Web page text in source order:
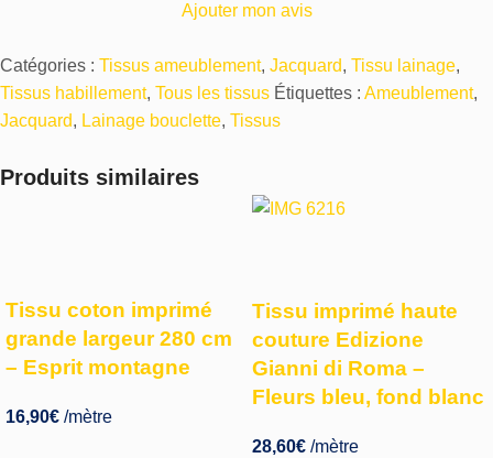
Ajouter mon avis
Catégories : Tissus ameublement, Jacquard, Tissu lainage,
Tissus habillement, Tous les tissus Étiquettes : Ameublement,
Jacquard, Lainage bouclette, Tissus
Produits similaires
Tissu coton imprimé
grande largeur 280 cm
– Esprit montagne
16,90€ /mètre
Tissu imprimé haute
couture Edizione
Gianni di Roma –
Fleurs bleu, fond blanc
28,60€ /mètre